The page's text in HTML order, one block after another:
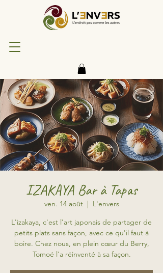
IZAKAYA Bar à Tapas
ven. 14 août
  |
L'envers
L'izakaya, c'est l'art japonais de partager de
petits plats sans façon, avec ce qu'il faut à
boire. Chez nous, en plein cœur du Berry,
Tomoé l'a réinventé à sa façon.